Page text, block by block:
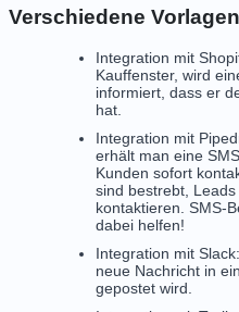
Verschiedene Vorlagen
Integration mit
Kauffenster, wird
informiert, dass er
hat.
Integration mit
erhält man eine
Kunden sofort
sind bestrebt,
kontaktieren. SMS-
dabei helfen!
Integration mit
neue Nachricht in
gepostet wird.